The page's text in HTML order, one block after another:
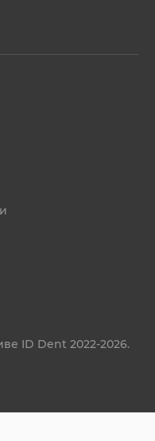
ID Dent 2022-2026.